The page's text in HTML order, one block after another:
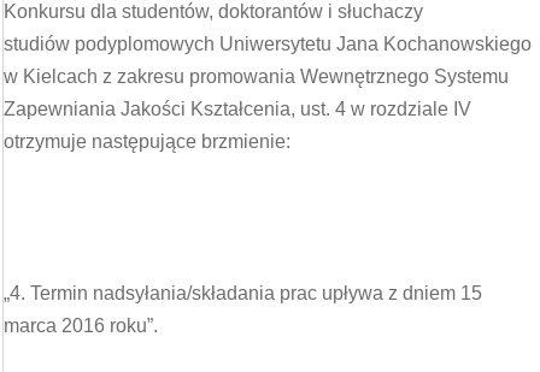
Konkursu dla studentów, doktorantów i słuchaczy
studiów podyplomowych Uniwersytetu Jana Kochanowskiego
w Kielcach z zakresu promowania Wewnętrznego Systemu
Zapewniania Jakości Kształcenia, ust. 4 w rozdziale IV
otrzymuje następujące brzmienie:
„4. Termin nadsyłania/składania prac upływa z dniem 15
marca 2016 roku”.